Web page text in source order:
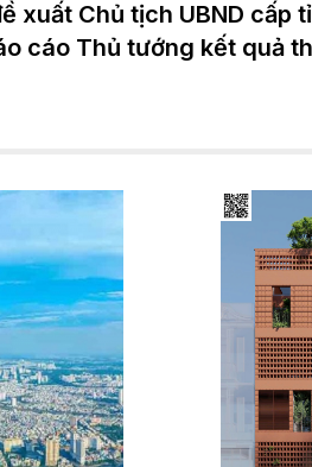
xuất Chủ tịch UBND cấp
cáo Thủ tướng kết quả